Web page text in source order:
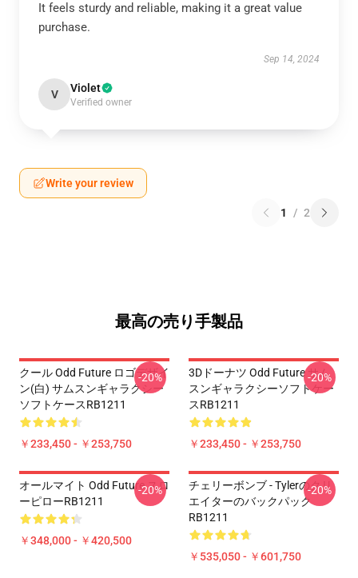
It feels sturdy and reliable, making it a great value
purchase.
Sep 14, 2024
V Violet
Verified owner
Write your review
1 / 2
最高の売り手製品
クール Odd Future ロゴデザイ
ン(白) サムスンギャラクシー
ソフトケースRB1211
￥233,450 - ￥253,750
-20%
3Dドーナツ Odd Future サム
スンギャラクシーソフトケー
スRB1211
￥233,450 - ￥253,750
-20%
オールマイト Odd Future スロ
ーピローRB1211
￥348,000 - ￥420,500
-20%
チェリーボンブ - Tylerのクリ
エイターのバックパック
RB1211
￥535,050 - ￥601,750
-20%